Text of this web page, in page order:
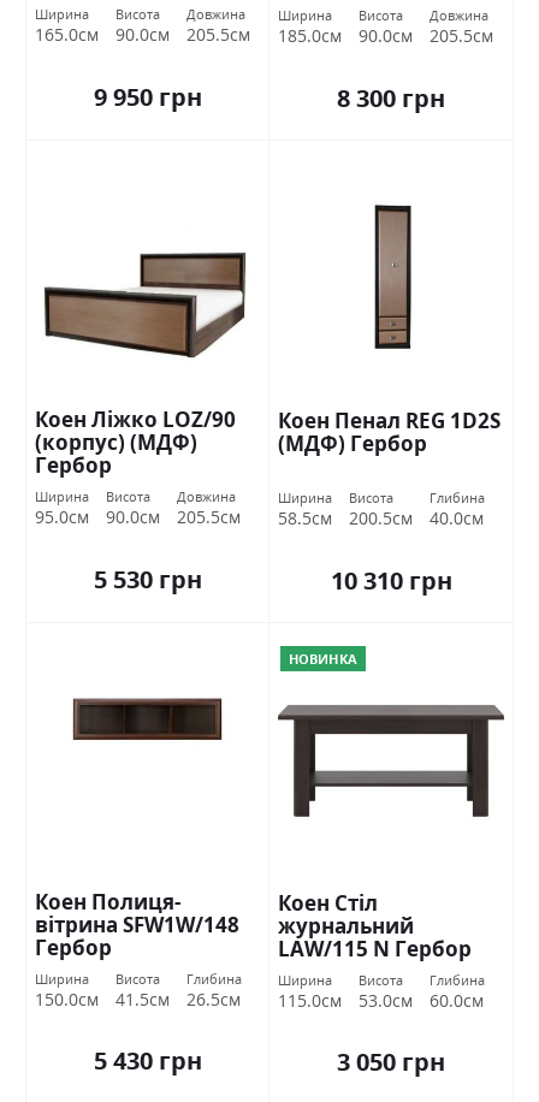
Ширина
165.0см
Висота
90.0см
Довжина
205.5см
9 950 грн
Ширина
185.0см
Висота
90.0см
Довжина
205.5см
8 300 грн
Коен Ліжко LOZ/90
(корпус) (МДФ)
Гербор
Ширина
95.0см
Висота
90.0см
Довжина
205.5см
5 530 грн
Коен Пенал REG 1D2S
(МДФ) Гербор
Ширина
58.5см
Висота
200.5см
Глибина
40.0см
10 310 грн
Коен Полиця-
вітрина SFW1W/148
Гербор
Ширина
150.0см
Висота
41.5см
Глибина
26.5см
5 430 грн
НОВИНКА
Коен Стіл
журнальний
LAW/115 N Гербор
Ширина
115.0см
Висота
53.0см
Глибина
60.0см
3 050 грн